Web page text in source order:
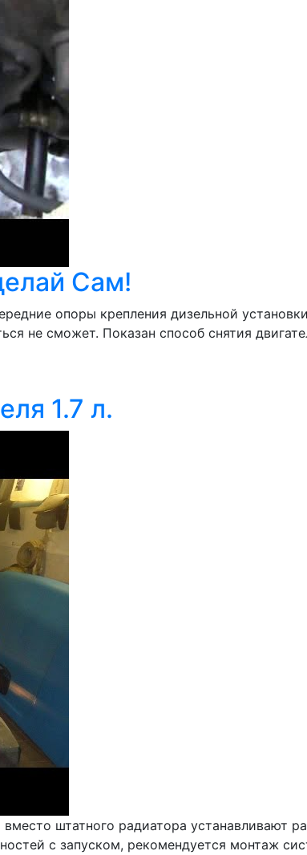
Сам!
опоры крепления дизельной
не сможет. Показан способ снятия
1.7 л.
штатного радиатора устанавливают
с запуском, рекомендуется монтаж